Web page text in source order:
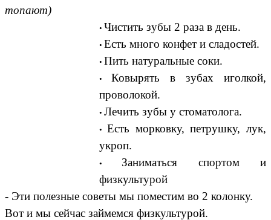
топают)
Чистить зубы 2 раза в день.
Есть много конфет и сладостей.
Пить натуральные соки.
Ковырять в зубах иголкой,
проволокой.
Лечить зубы у стоматолога.
Есть морковку, петрушку, лук,
укроп.
Заниматься спортом и
физкультурой
- Эти полезные советы мы поместим во 2 колонку.
Вот и мы сейчас займемся физкультурой.